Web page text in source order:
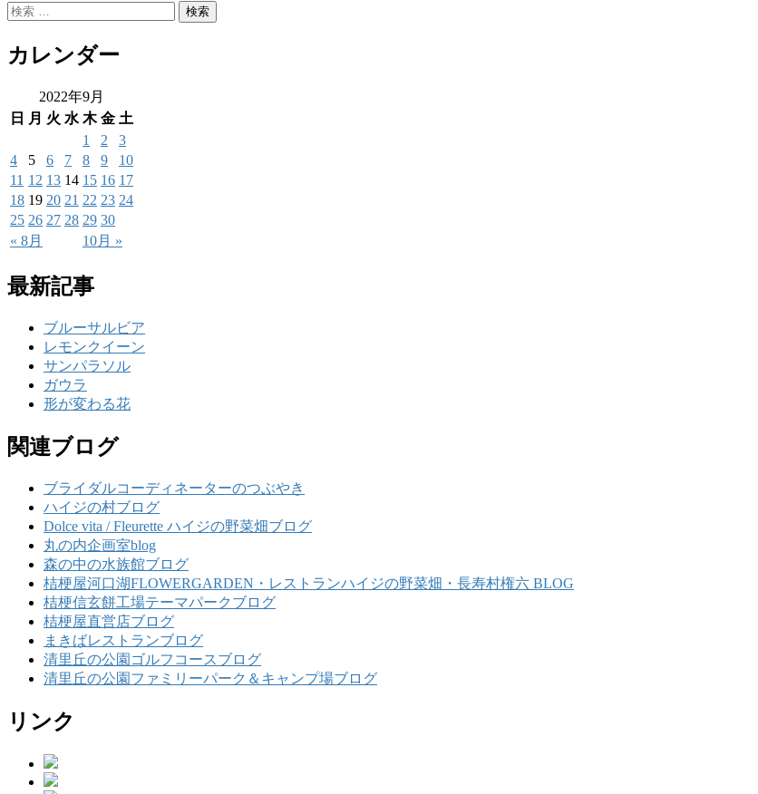
カレンダー
2022年9月
日
月 火 水 木 金 土
« 8月 10月 »
1 2
3
4
5 6 7 8 9
10
11 12 13 14 15 16 17
18 19 20 21 22 23 24
25 26 27 28 29 30
最新記事
ブルーサルビア
レモンクイーン
サンパラソル
ガウラ
形が変わる花
関連ブログ
ブライダルコーディネーターのつぶやき
ハイジの村ブログ
Dolce vita / Fleurette ハイジの野菜畑ブログ
丸の内企画室blog
森の中の水族館ブログ
桔梗屋河口湖FLOWERGARDEN・レストランハイジの野菜畑・長寿村権六 BLOG
桔梗信玄餅工場テーマパークブログ
桔梗屋直営店ブログ
まきばレストランブログ
清里丘の公園ゴルフコースブログ
清里丘の公園ファミリーパーク＆キャンプ場ブログ
リンク